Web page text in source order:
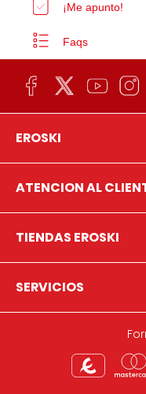
¡Me apunto!
Faqs
EROSKI
ATENCION AL
TIENDAS EROSKI
SERVICIOS